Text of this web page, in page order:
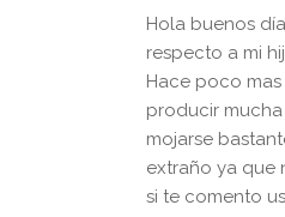
Hola buenos
respecto a mi
Hace poco
producir
mojarse
extraño ya que
si te comento